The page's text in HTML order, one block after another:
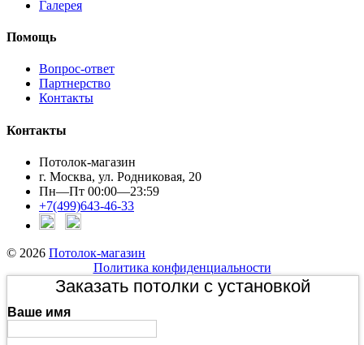
Галерея
Помощь
Вопрос-ответ
Партнерство
Контакты
Контакты
Потолок-магазин
г. Москва, ул. Родниковая, 20
Пн—Пт 00:00—23:59
+7(499)643-46-33
© 2026 Потолок-магазин
Политика конфиденциальности
Заказать потолки с установкой
Ваше имя